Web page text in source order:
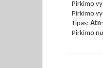
Pirkimo
Pirkimo
Tipas:
Pirkimo